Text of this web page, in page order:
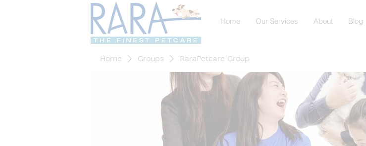
Home Our Services About Blog
Home Groups RaraPetcare Group